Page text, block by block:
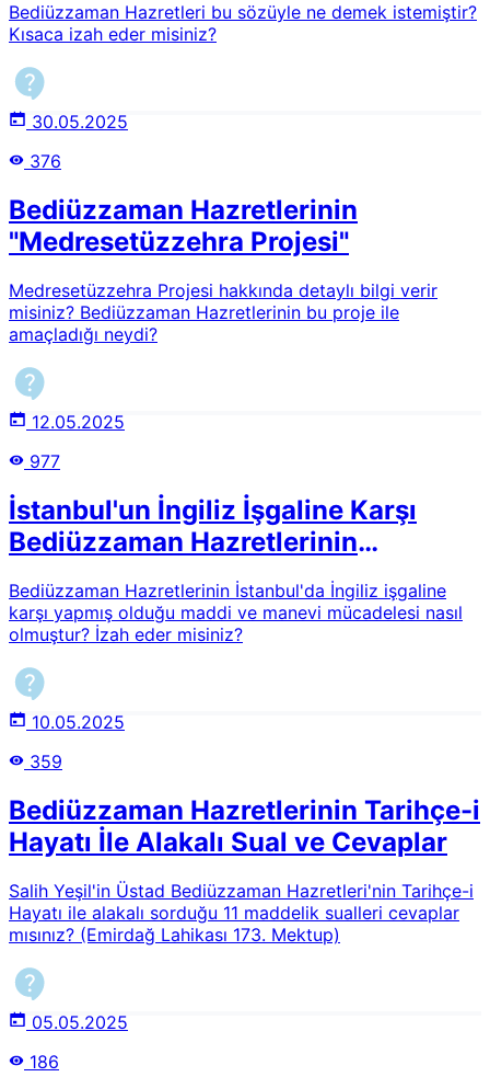
Bediüzzaman Hazretleri bu sözüyle ne demek istemiştir?
Kısaca izah eder misiniz?
30.05.2025
376
Bediüzzaman Hazretlerinin
"Medresetüzzehra Projesi"
Medresetüzzehra Projesi hakkında detaylı bilgi verir
misiniz? Bediüzzaman Hazretlerinin bu proje ile
amaçladığı neydi?
12.05.2025
977
İstanbul'un İngiliz İşgaline Karşı
Bediüzzaman Hazretlerinin
Bediüzzaman Hazretlerinin İstanbul'da İngiliz işgaline
karşı yapmış olduğu maddi ve manevi mücadelesi nasıl
olmuştur? İzah eder misiniz?
10.05.2025
359
Bediüzzaman Hazretlerinin Tarihçe-i
Hayatı İle Alakalı Sual ve Cevaplar
Salih Yeşil'in Üstad Bediüzzaman Hazretleri'nin Tarihçe-i
Hayatı ile alakalı sorduğu 11 maddelik sualleri cevaplar
mısınız? (Emirdağ Lahikası 173. Mektup)
05.05.2025
186